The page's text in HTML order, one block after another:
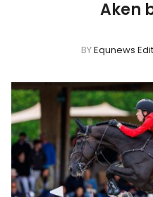
Aken
BYEqunews